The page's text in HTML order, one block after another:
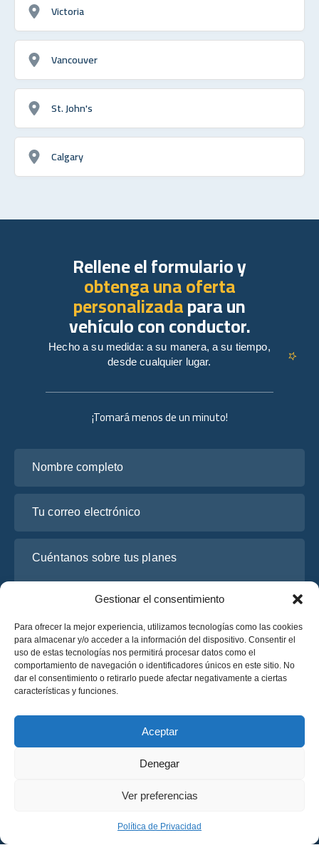
Gestionar el consentimiento
Para ofrecer la mejor experiencia, utilizamos tecnologías como las cookies
para almacenar y/o acceder a la información del dispositivo. Consentir el
uso de estas tecnologías nos permitirá procesar datos como el
comportamiento de navegación o identificadores únicos en este sitio. No
dar el consentimiento o retirarlo puede afectar negativamente a ciertas
características y funciones.
Aceptar
Denegar
Ver preferencias
Política de Privacidad
Victoria
Vancouver
St. John's
Calgary
Política de Privacidad
Términos y Condiciones
¡Tomará menos de un minuto!
He leído y acepto la
Solicite un presupuesto
Solicite un presupuesto
Rellene el formulario y
obtenga una oferta
personalizadapara un
vehículo con conductor.
Hecho a su medida: a su manera, a su tiempo,
desde cualquier lugar.